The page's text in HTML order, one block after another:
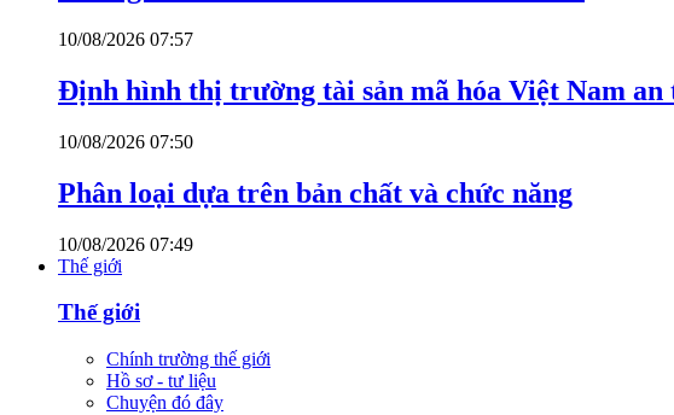
10/08/2026 07:57
Định hình thị trường tài sản mã hóa Việt Nam an
10/08/2026 07:50
Phân loại dựa trên bản chất và chức năng
10/08/2026 07:49
Thế giới
Thế giới
Chính trường thế giới
Hồ sơ - tư liệu
Chuyện đó đây